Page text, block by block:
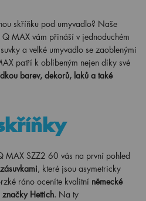
skříňku pod umyvadlo? Naše
MAX vám přináší v jednoduchém
a velké umyvadlo se zaoblenými
patří k oblíbeným nejen díky své
barev, dekorů, laků a také
MAX SZZ2 60 vás na první pohled
, které jsou asymetricky
ráno oceníte kvalitní německé
Hettich. Na ty